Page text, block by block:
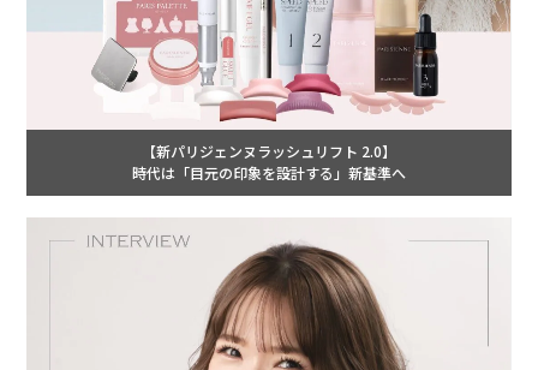
【新パリジェンヌラッシュリフト 2.0】
時代は「目元の印象を設計する」新基準へ